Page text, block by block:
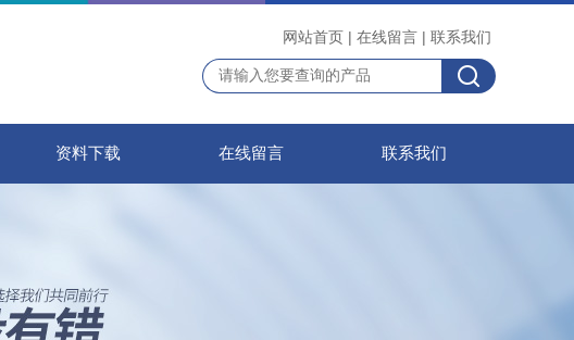
网站首页 | 在线留言 | 联系我们
资料下载 在线留言 联系我们